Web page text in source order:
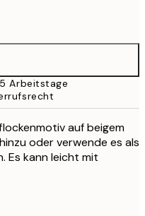
Arbeitstage
auf beigem
oder verwende es als
Es kann leicht mit